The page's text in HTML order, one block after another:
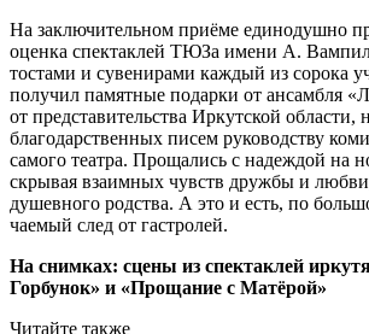
На заключительном приёме единодушно
оценка спектаклей ТЮЗа имени А.
тостами и сувенирами каждый из сорока
получил памятные подарки от ансамбля
от представительства Иркутской области,
благодарственных писем руководству
самого театра. Прощались с надеждой на
скрывая взаимных чувств дружбы и
душевного родства. А это и есть, по
чаемый след от гастролей.
На снимках: сцены из спектаклей
Горбунок» и «Прощание с Матёрой»
Читайте также